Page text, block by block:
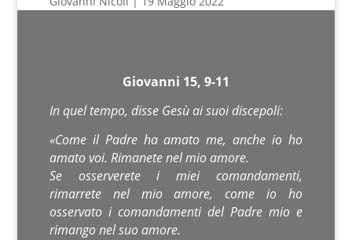
Giovanni 15, 9-11
In quel tempo, disse Gesù ai suoi discepoli:
«Come il Padre ha amato me, anche io ho
amato voi. Rimanete nel mio amore.
Se osserverete i miei comandamenti,
rimarrete nel mio amore, come io ho
osservato i comandamenti del Padre mio e
rimango nel suo amore.